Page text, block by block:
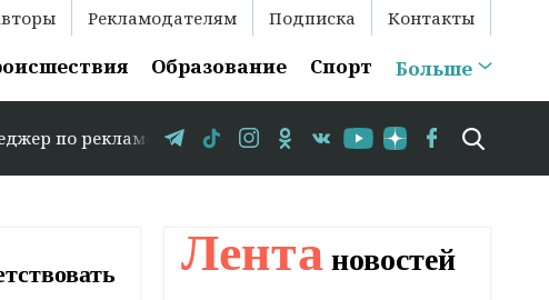
Рекламодателям Подписка Контакты
Образование Спорт Больше
+375 29 583-35-86 // В Гродно временно закрывается
Лента новостей